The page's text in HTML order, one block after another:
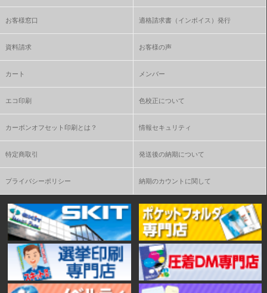
お客様窓口 適格請求書（インボイス）発行
資料請求 お客様の声
カート メンバー
エコ印刷 色校正について
カーボンオフセット印刷とは？ 情報セキュリティ
特定商取引 発送後の納期について
プライバシーポリシー 納期のカウントに関して